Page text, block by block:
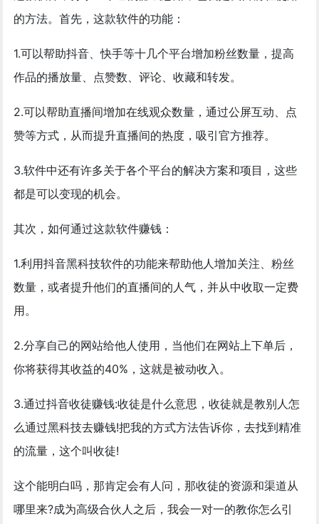
的方法。首先，这款软件的功能：
1.可以帮助抖音、快手等十几个平台增加粉丝数量，提高
作品的播放量、点赞数、评论、收藏和转发。
2.可以帮助直播间增加在线观众数量，通过公屏互动、点
赞等方式，从而提升直播间的热度，吸引官方推荐。
3.软件中还有许多关于各个平台的解决方案和项目，这些
都是可以变现的机会。
其次，如何通过这款软件赚钱：
1.利用抖音黑科技软件的功能来帮助他人增加关注、粉丝
数量，或者提升他们的直播间的人气，并从中收取一定费
用。
2.分享自己的网站给他人使用，当他们在网站上下单后，
你将获得其收益的40%，这就是被动收入。
3.通过抖音收徒赚钱:收徒是什么意思，收徒就是教别人怎
么通过黑科技去赚钱!把我的方式方法告诉你，去找到精准
的流量，这个叫收徒!
这个能明白吗，那肯定会有人问，那收徒的资源和渠道从
哪里来?成为高级合伙人之后，我会一对一的教你怎么引